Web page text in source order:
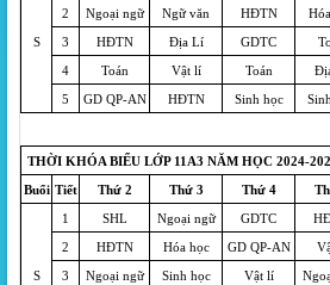
S
2
Ngoại ngữ Ngữ văn HĐTN
3
HĐTN Địa Lí GDTC
4
Toán Vật lí Toán
5
GD QP-AN HĐTN Sinh học
THỜI KHÓA BIỂU LỚP 11A3 NĂM HỌC 2024-
Buổi Tiết Thứ 2 Thứ 3 Thứ 4
S
1 SHL Ngoại ngữ GDTC
2
HĐTN Hóa học GD QP-AN
3
Ngoại ngữ Sinh học Vật lí